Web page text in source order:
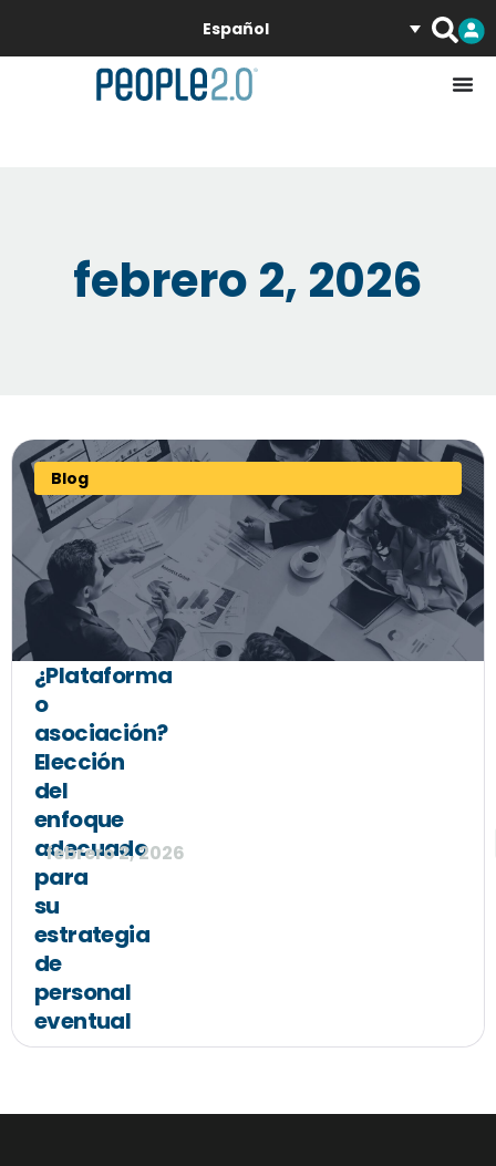
Español
febrero 2, 2026
Blog
¿Plataforma
o
asociación?
Elección
del
enfoque
adecuado
para
su
estrategia
de
personal
eventual
febrero 2, 2026